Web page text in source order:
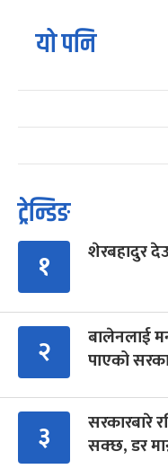
यो पनि
ट्रेन्डिङ
१ शेरबहादुर
२
बालेनलाई
पाएको
३
सरकारबारे
सक्छ, डर